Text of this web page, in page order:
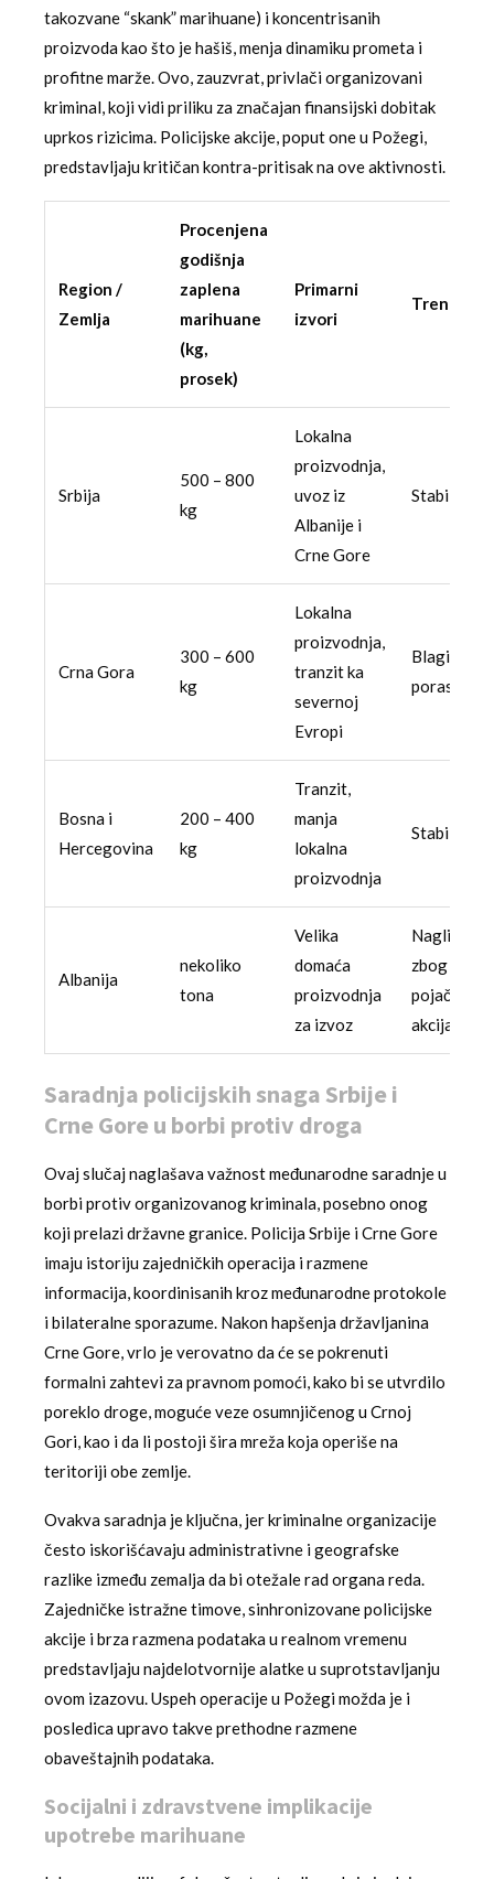
takozvane “skank” marihuane) i koncentrisanih
proizvoda kao što je hašiš, menja dinamiku prometa i
profitne marže. Ovo, zauzvrat, privlači organizovani
kriminal, koji vidi priliku za značajan finansijski dobitak
uprkos rizicima. Policijske akcije, poput one u Požegi,
predstavljaju kritičan kontra-pritisak na ove aktivnosti.
Region /
Zemlja
Procenjena
godišnja
zaplena
marihuane
(kg,
prosek)
Primarni
izvori
Trend
Srbija
500 – 800
kg
Lokalna
proizvodnja,
uvoz iz
Albanije i
Crne Gore
Stabilan
Crna Gora
300 – 600
kg
Lokalna
proizvodnja,
tranzit ka
severnoj
Evropi
Blagi
porast
Bosna i
Hercegovina
200 – 400
kg
Tranzit,
manja
lokalna
proizvodnja
Stabilan
Albanija
nekoliko
tona
Velika
domaća
proizvodnja
za izvoz
Nagli pad
zbog
pojačanih
akcija
Saradnja policijskih snaga Srbije i
Crne Gore u borbi protiv droga
Ovaj slučaj naglašava važnost međunarodne saradnje u
borbi protiv organizovanog kriminala, posebno onog
koji prelazi državne granice. Policija Srbije i Crne Gore
imaju istoriju zajedničkih operacija i razmene
informacija, koordinisanih kroz međunarodne protokole
i bilateralne sporazume. Nakon hapšenja državljanina
Crne Gore, vrlo je verovatno da će se pokrenuti
formalni zahtevi za pravnom pomoći, kako bi se utvrdilo
poreklo droge, moguće veze osumnjičenog u Crnoj
Gori, kao i da li postoji šira mreža koja operiše na
teritoriji obe zemlje.
Ovakva saradnja je ključna, jer kriminalne organizacije
često iskorišćavaju administrativne i geografske
razlike između zemalja da bi otežale rad organa reda.
Zajedničke istražne timove, sinhronizovane policijske
akcije i brza razmena podataka u realnom vremenu
predstavljaju najdelotvornije alatke u suprotstavljanju
ovom izazovu. Uspeh operacije u Požegi možda je i
posledica upravo takve prethodne razmene
obaveštajnih podataka.
Socijalni i zdravstvene implikacije
upotrebe marihuane